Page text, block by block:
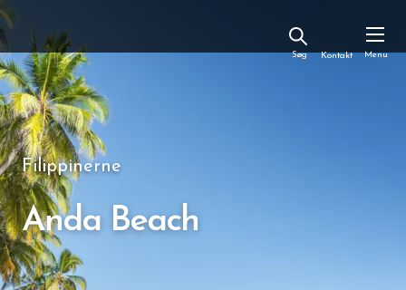
Kontakt
Filippinerne
Anda Beach